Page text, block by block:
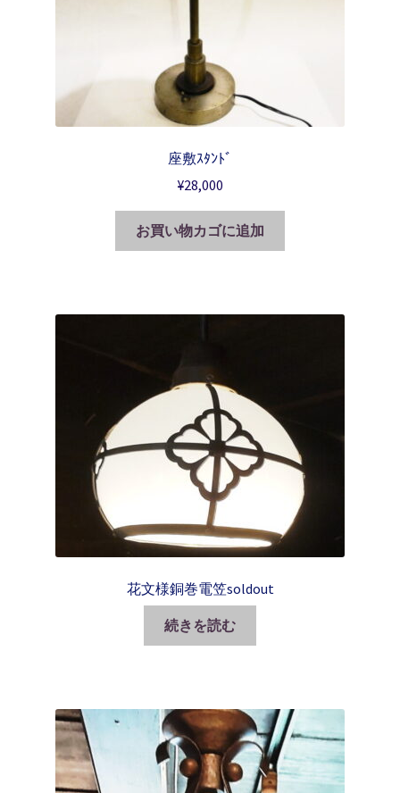
座敷ｽﾀﾝﾄﾞ
¥28,000
お買い物カゴに追加
花文様銅巻電笠soldout
続きを読む